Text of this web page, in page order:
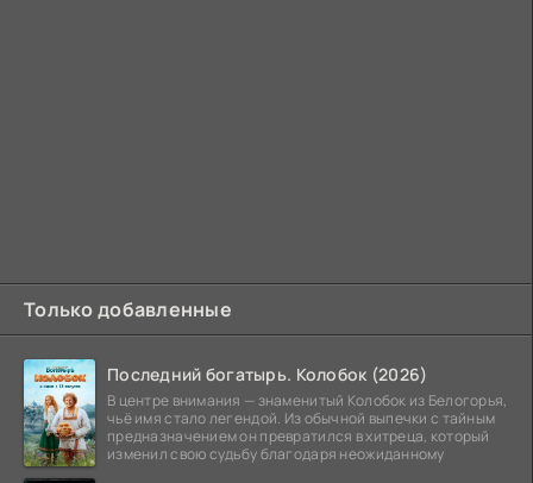
Только добавленные
Последний богатырь. Колобок (2026)
В центре внимания — знаменитый Колобок из Белогорья,
чьё имя стало легендой. Из обычной выпечки с тайным
предназначением он превратился в хитреца, который
изменил свою судьбу благодаря неожиданному